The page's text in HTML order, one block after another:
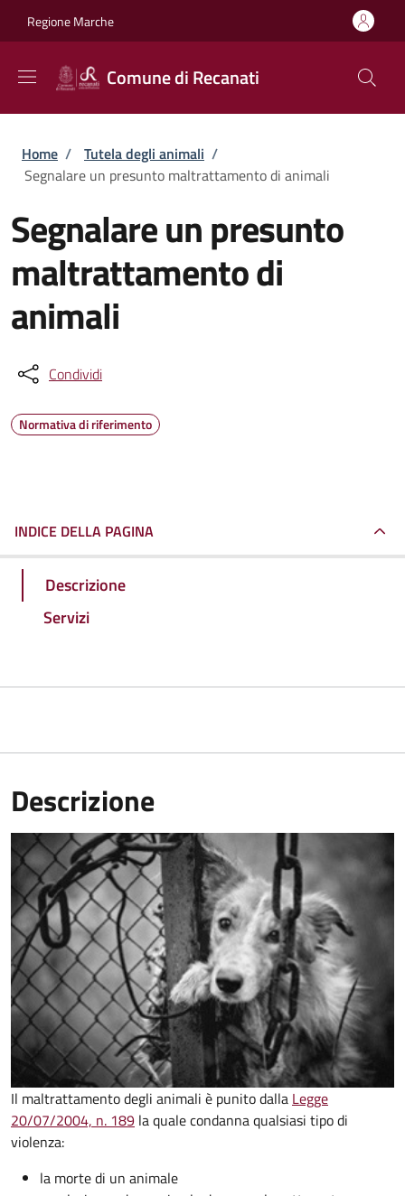
Regione Marche
Comune di Recanati
Briciole di pane
Home / Tutela degli animali /
Segnalare un presunto maltrattamento di animali
Segnalare un presunto
maltrattamento di
animali
Condividi
Normativa di riferimento
INDICE DELLA PAGINA
Descrizione
Servizi
Descrizione
Il maltrattamento degli animali è punito dalla Legge
20/07/2004, n. 189 la quale condanna qualsiasi tipo di
violenza:
la morte di un animale